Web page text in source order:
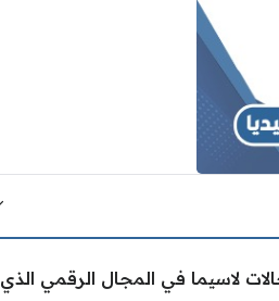
لاسيما في المجال الرقمي الذي